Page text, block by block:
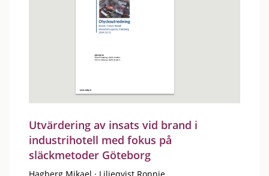
Utvärdering av insats vid brand i
industrihotell med fokus på
släckmetoder Göteborg